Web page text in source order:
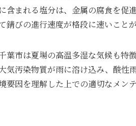
含まれる塩分は、金属の腐食を促
錆びの進行速度が格段に速いこと
葉市は夏場の高温多湿な気候も特
気汚染物質が雨に溶け込み、酸性
要因を理解した上での適切なメン